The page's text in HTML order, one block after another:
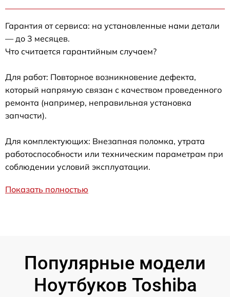
Гарантия от сервиса: на установленные нами детали
— до 3 месяцев.
Что считается гарантийным случаем?
Для работ: Повторное возникновение дефекта,
который напрямую связан с качеством проведенного
ремонта (например, неправильная установка
запчасти).
Для комплектующих: Внезапная поломка, утрата
работоспособности или техническим параметрам при
соблюдении условий эксплуатации.
Показать полностью
Популярные модели
Ноутбуков Toshiba